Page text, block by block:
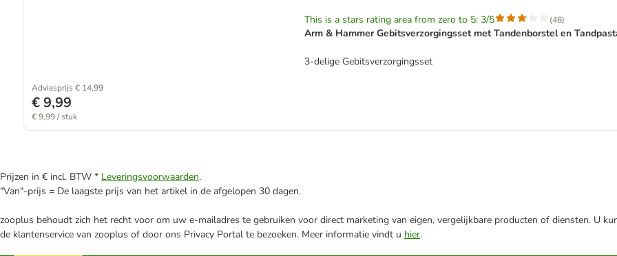
This is a stars rating area from zero to 5: 3/5 (46)
Arm & Hammer Gebitsverzorgingsset met Tandenborstel en
3-delige Gebitsverzorgingsset
Adviesprijs € 14,99
€ 9,99
€ 9,99 / stuk
Prijzen in € incl. BTW * Leveringsvoorwaarden.
"Van"-prijs = De laagste prijs van het artikel in de afgelopen 30 dagen.
zooplus behoudt zich het recht voor om uw e-mailadres te gebruiken voor direct marketing van eigen, vergelijkbare producten of diensten. U
de klantenservice van zooplus of door ons Privacy Portal te bezoeken. Meer informatie vindt u hier.